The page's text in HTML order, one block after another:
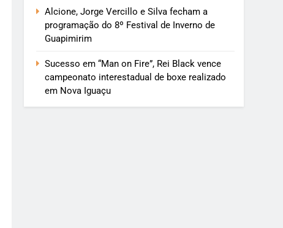
Alcione, Jorge Vercillo e Silva fecham a
programação do 8º Festival de Inverno de
Guapimirim
Sucesso em “Man on Fire”, Rei Black vence
campeonato interestadual de boxe realizado
em Nova Iguaçu